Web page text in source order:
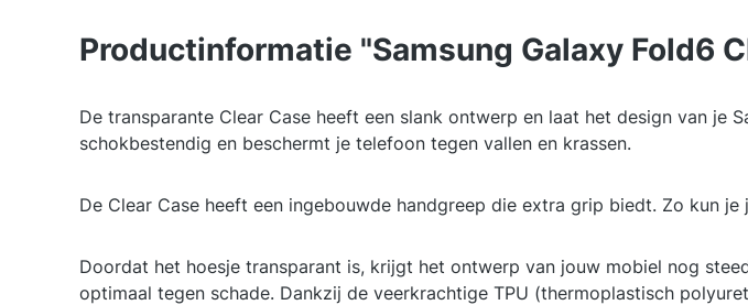
Productinformatie "Samsung Galaxy Fold6
De transparante Clear Case heeft een slank ontwerp en laat het design van je
schokbestendig en beschermt je telefoon tegen vallen en krassen.
De Clear Case heeft een ingebouwde handgreep die extra grip biedt. Zo kun
Doordat het hoesje transparant is, krijgt het ontwerp van jouw mobiel nog
optimaal tegen schade. Dankzij de veerkrachtige TPU (thermoplastisch